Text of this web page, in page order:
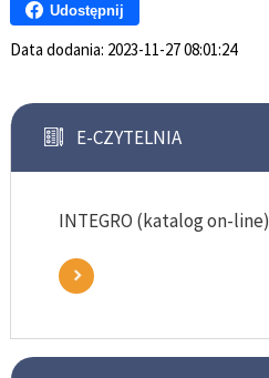
Udostępnij
Data dodania: 2023-11-27 08:01:24
E-CZYTELNIA
INTEGRO (katalog on-line)